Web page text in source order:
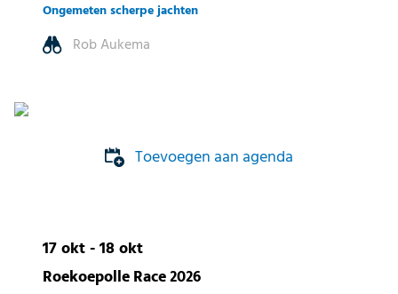
Ongemeten scherpe jachten
Rob Aukema
Toevoegen aan agenda
17 okt - 18 okt
Roekoepolle Race 2026